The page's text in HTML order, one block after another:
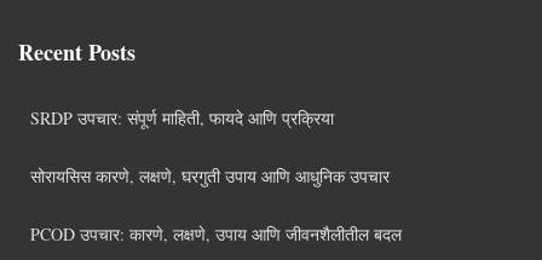
Recent Posts
SRDP उपचार: संपूर्ण माहिती, फायदे आणि प्रक्रिया
सोरायसिस कारणे, लक्षणे, घरगुती उपाय आणि आधुनिक उपचार
PCOD उपचार: कारणे, लक्षणे, उपाय आणि जीवनशैलीतील बदल